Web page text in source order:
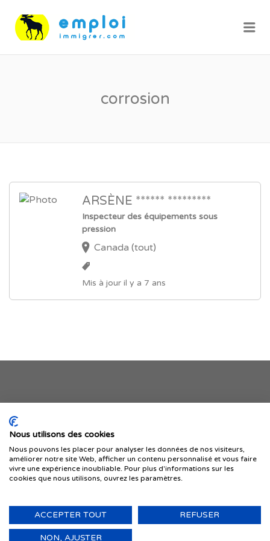
corrosion
ARSÈNE ****** *********
Inspecteur des équipements sous
pression
Canada (tout)
Mis à jour il y a 7 ans
Je publie mon offre
© 1999-2026 IMMIGRER.COM INC. — TOUS DROITS RÉSERVÉS
Nous utilisons des cookies
Nous pouvons les placer pour analyser les données de nos visiteurs,
améliorer notre site Web, afficher un contenu personnalisé et vous faire
vivre une expérience inoubliable. Pour plus d'informations sur les
cookies que nous utilisons, ouvrez les paramètres.
ACCEPTER TOUT REFUSER
NON, AJUSTER